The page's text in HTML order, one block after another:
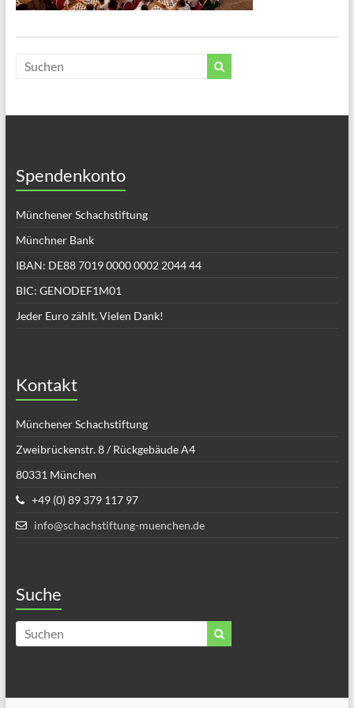
Spendenkonto
Münchener Schachstiftung
Münchner Bank
IBAN: DE88 7019 0000 0002 2044 44
BIC: GENODEF1M01
Jeder Euro zählt. Vielen Dank!
Kontakt
Münchener Schachstiftung
Zweibrückenstr. 8 / Rückgebäude A4
80331 München
+49 (0) 89 379 117 97
info@schachstiftung-muenchen.de
Suche